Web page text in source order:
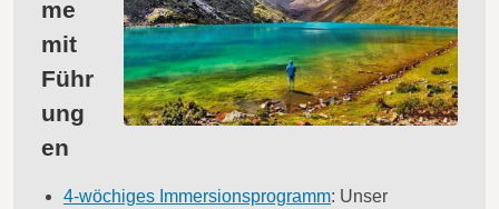
me
mit
Führ
ung
en
4-wöchiges Immersionsprogramm: Unser